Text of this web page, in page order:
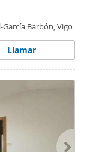
García Barbón, Vigo
Llamar